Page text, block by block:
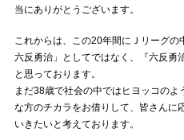
当にありがとうございます。
これからは、この20年間にＪリーグの
六反勇治」としてではなく、『六反勇
と思っております。
まだ38歳で社会の中ではヒヨッコの
な方のチカラをお借りして、皆さんに
いきたいと考えております。